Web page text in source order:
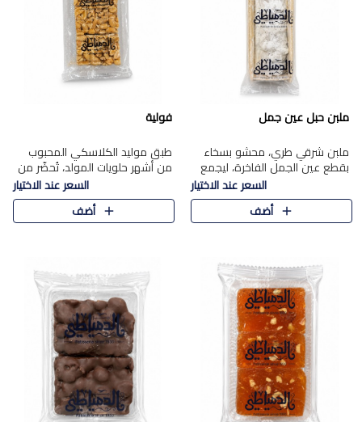
ملبن حبل عين جمل
ملبن شرقي طري، محشو بسخاء
بقطع عين الجمل الفاخرة، ليجمع
بين القوام الناعم وقرمشة الجوز
في مذاق شرقي أصيل.
السعر عند الاختيار
أضف
فولية
طبق موليد الكلاسكي المحبوب
من أشهر حلويات المولد، تُحضّر من
فول سوداني محمص بعناية
ومغلف بطبقة رقيقة من السكر
المكرمل، لتمنحك قرمشة أصيلة
السعر عند الاختيار
أضف